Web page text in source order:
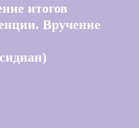
итогов
Вручение